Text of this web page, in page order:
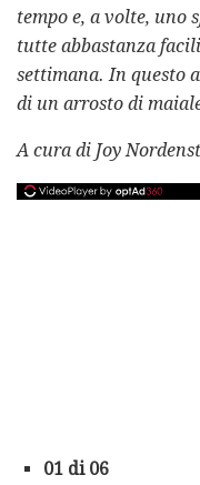
tempo e, a volte, uno
tutte abbastanza
settimana. In questo
di un arrosto di
A cura di Joy
01 di 06